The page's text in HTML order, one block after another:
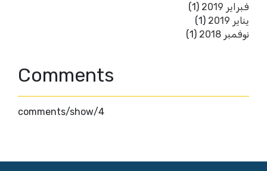
فبراير 2019
(1)
يناير 2019
(1)
نوفمبر 2018
(1)
Comments
4/comments/show